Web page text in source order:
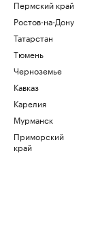
Пермский край
Ростов-на-Дону
Татарстан
Тюмень
Черноземье
Кавказ
Карелия
Мурманск
Приморский
край